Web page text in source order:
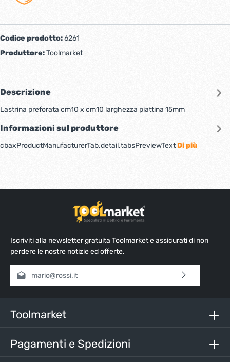
Codice prodotto:6261
Produttore:Toolmarket
Descrizione
Lastrina preforata cm10 x cm10 larghezza piattina 15mm
Informazioni sul produttore
cbaxProductManufacturerTab.detail.tabsPreviewTextDi più
Iscriviti alla newsletter gratuita Toolmarket e assicurati di non
perdere le nostre notizie ed offerte.
Indirizzo e-mail*
nostri termini e condizioni generali
Inserisci i caratteri sopra*
Toolmarket
Pagamenti e Spedizioni